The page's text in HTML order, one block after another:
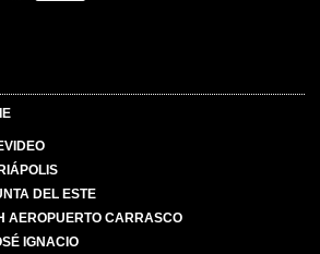
DEL ESTE
AEROPUERTO CARRASCO
IGNACIO